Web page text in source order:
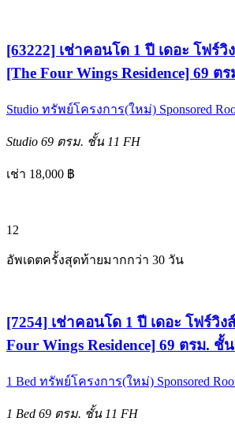
[63222] เช่าคอนโด 1 ปี เดอะ โฟร์วิ
[The Four Wings Residence] 69 ต
Studio ทรัพย์โครงการ(ใหม่) Sponsored
Studio 69 ตรม. ชั้น 11 FH
เช่า 18,000 ฿
12
อัพเดตครั้งสุดท้ายมากกว่า 30 วัน
[7254] เช่าคอนโด 1 ปี เดอะ โฟร์วิง
Four Wings Residence] 69 ตรม. ชั้
1 Bed ทรัพย์โครงการ(ใหม่) Sponsored
1 Bed 69 ตรม. ชั้น 11 FH